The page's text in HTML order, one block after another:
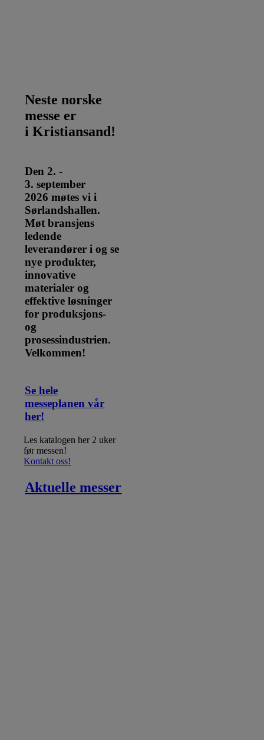
Neste norske
messe er
​​​​​​​i Kristiansand!
Den 2. -
3. september
2026 møtes vi i
Sørlandshallen​​​​​​​.
​​​​​​​Møt bransjens
ledende
leverandører i og se
nye produkter,
innovative
materialer og
effektive løsninger
for produksjons-
og
prosessindustrien.
Velkommen!
​​​​​​​Se hele
messeplanen vår
her!
Les katalogen her 2 uker
før messen!
Kontakt oss!
Aktuelle messer